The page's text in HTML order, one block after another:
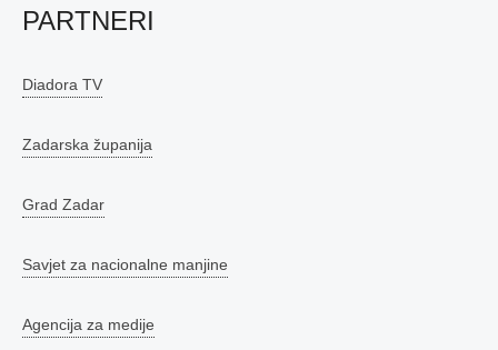
PARTNERI
Diadora TV
Zadarska županija
Grad Zadar
Savjet za nacionalne manjine
Agencija za medije